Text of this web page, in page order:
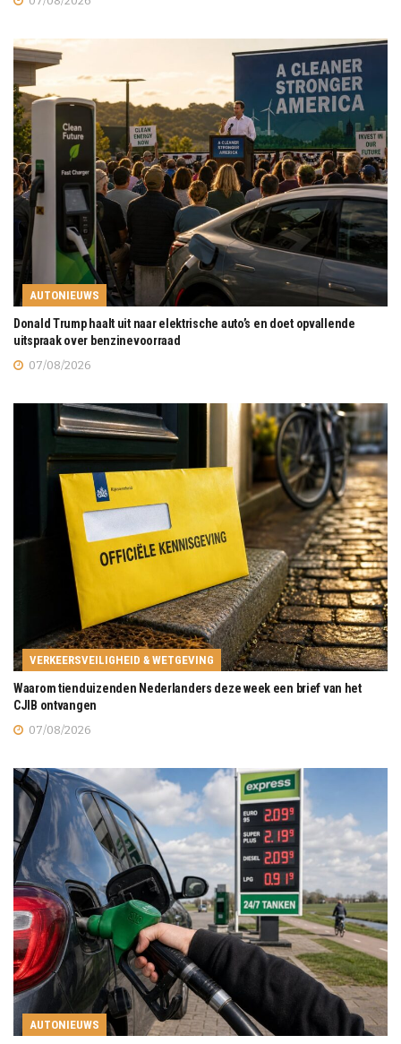
AUTONIEUWS
Donald Trump haalt uit naar elektrische auto’s en doet opvallende
uitspraak over benzinevoorraad
07/08/2026
VERKEERSVEILIGHEID & WETGEVING
Waarom tienduizenden Nederlanders deze week een brief van het
CJIB ontvangen
07/08/2026
AUTONIEUWS